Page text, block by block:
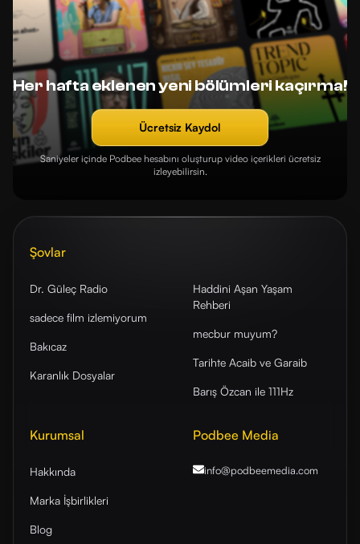
Her hafta eklenen yeni bölümleri kaçırma!
Ücretsiz Kaydol
Saniyeler içinde Podbee hesabını oluşturup video içerikleri ücretsiz
izleyebilirsin.
Şovlar
Dr. Güleç Radio
sadece film izlemiyorum
Bakıcaz
Karanlık Dosyalar
Haddini Aşan Yaşam
Rehberi
mecbur muyum?
Tarihte Acaib ve Garaib
Barış Özcan ile 111Hz
Kurumsal
Hakkında
Marka İşbirlikleri
Blog
Podbee Media
info@podbeemedia.com